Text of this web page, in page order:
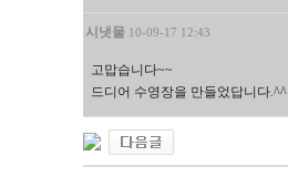
시냇물 10-09-17 12:43
고맙습니다~~
드디어 수영장을 만들었답니다.^^